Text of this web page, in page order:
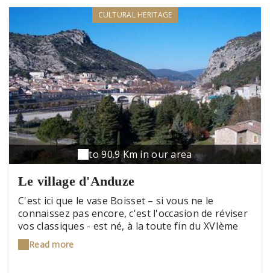
CULTURAL HERITAGE
to 90.9 Km in our area
Le village d'Anduze
C'est ici que le vase Boisset – si vous ne le
connaissez pas encore, c'est l'occasion de réviser
vos classiques - est né, à la toute fin du XVIème
siècle. Un potier, médusé par la beauté d'un vase
Médicis pendant la foire de Beaucaire, décide à
Read more